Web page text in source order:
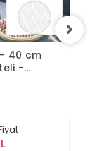
- 40 cm
-